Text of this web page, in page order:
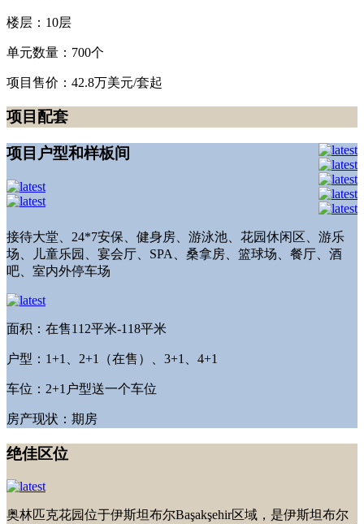
楼层：10层
单元数量：700个
项目售价：42.8万美元/套起
项目配套
接待大堂、24*7安保、健身房、游泳池、花园休闲区、游乐
场、儿童乐园、宴会厅、SPA、桑拿房、篮球场、餐厅、酒
吧、室内外停车场
项目户型和样板间
面积：在售112平米-118平米
户型：1+1、2+1（在售）、3+1、4+1
车位：2+1户型送一个车位
房产现状：期房
绝佳区位
奥林匹克花园位于伊斯坦布尔Başakşehir区域，是伊斯坦布尔